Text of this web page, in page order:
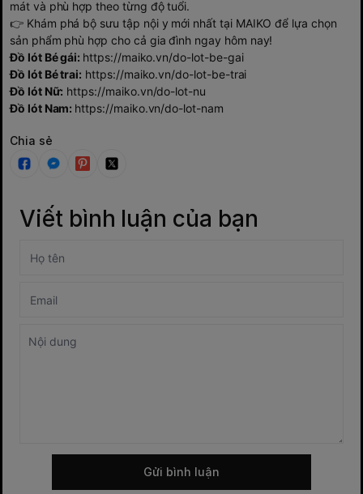
mát và phù hợp theo từng độ tuổi.
👉 Khám phá bộ sưu tập nội y mới nhất tại MAIKO để lựa chọn
sản phẩm phù hợp cho cả gia đình ngay hôm nay!
Đồ lót Bé gái: https://maiko.vn/do-lot-be-gai
Đồ lót Bé trai: https://maiko.vn/do-lot-be-trai
Đồ lót Nữ: https://maiko.vn/do-lot-nu
Đồ lót Nam: https://maiko.vn/do-lot-nam
Chia sẻ
Viết bình luận của bạn
Gửi bình luận